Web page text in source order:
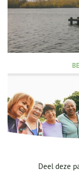
Deel deze